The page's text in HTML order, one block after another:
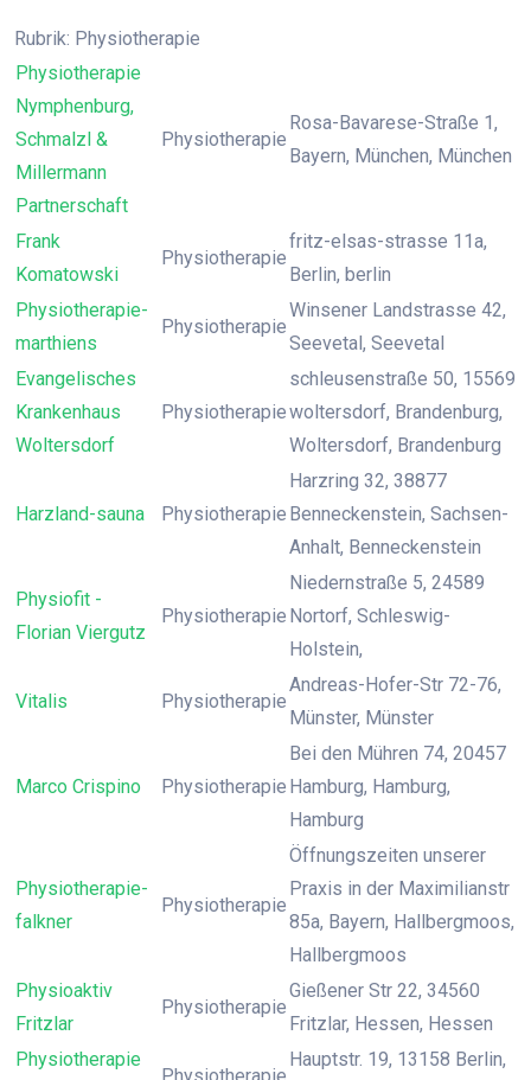
Rubrik: Physiotherapie
Physiotherapie
Nymphenburg,
Schmalzl &
Millermann
Partnerschaft
Physiotherapie
Rosa-Bavarese-Straße 1,
Bayern, München, München
Frank
Komatowski
Physiotherapie
fritz-elsas-strasse 11a,
Berlin, berlin
Physiotherapie-
marthiens
Physiotherapie
Winsener Landstrasse 42,
Seevetal, Seevetal
Evangelisches
Krankenhaus
Woltersdorf
Physiotherapie
schleusenstraße 50, 15569
woltersdorf, Brandenburg,
Woltersdorf, Brandenburg
Harzland-sauna Physiotherapie
Harzring 32, 38877
Benneckenstein, Sachsen-
Anhalt, Benneckenstein
Physiofit -
Florian Viergutz
Physiotherapie
Niedernstraße 5, 24589
Nortorf, Schleswig-
Holstein,
Vitalis Physiotherapie
Andreas-Hofer-Str 72-76,
Münster, Münster
Marco Crispino Physiotherapie
Bei den Mühren 74, 20457
Hamburg, Hamburg,
Hamburg
Physiotherapie-
falkner
Physiotherapie
Öffnungszeiten unserer
Praxis in der Maximilianstr
85a, Bayern, Hallbergmoos,
Hallbergmoos
Physioaktiv
Fritzlar
Physiotherapie
Gießener Str 22, 34560
Fritzlar, Hessen, Hessen
Physiotherapie
Hauptstr. 19, 13158 Berlin,